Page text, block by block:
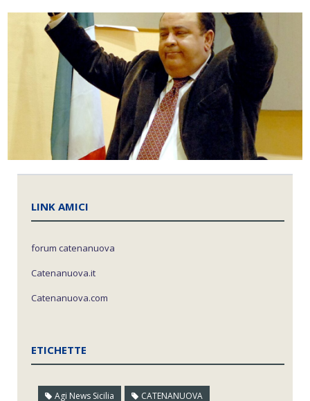
LINK AMICI
forum catenanuova
Catenanuova.it
Catenanuova.com
ETICHETTE
Agi News Sicilia CATENANUOVA